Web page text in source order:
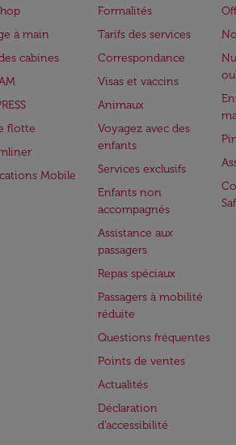
à main
cabines
flotte
Mobile
Formalités
Tarifs des services
Correspondance
Visas et vaccins
Animaux
Voyagez avec des
enfants
Services exclusifs
Enfants non
accompagnés
Assistance aux
passagers
Repas spéciaux
Passagers à mobilité
réduite
Questions fréquentes
Points de ventes
Actualités
Déclaration
d’accessibilité